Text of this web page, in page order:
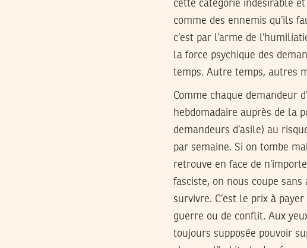
cette catégorie indésirable
comme des ennemis qu’ils
c’est par l’arme de
la force psychique des
temps. Autre temps, autres
Comme chaque demandeur
hebdomadaire auprès de la
demandeurs d’asile) au
par semaine. Si on tombe
retrouve en face de
fasciste, on nous coupe
survivre. C’est le prix à
guerre ou de conflit. Aux
toujours supposée pouvoir